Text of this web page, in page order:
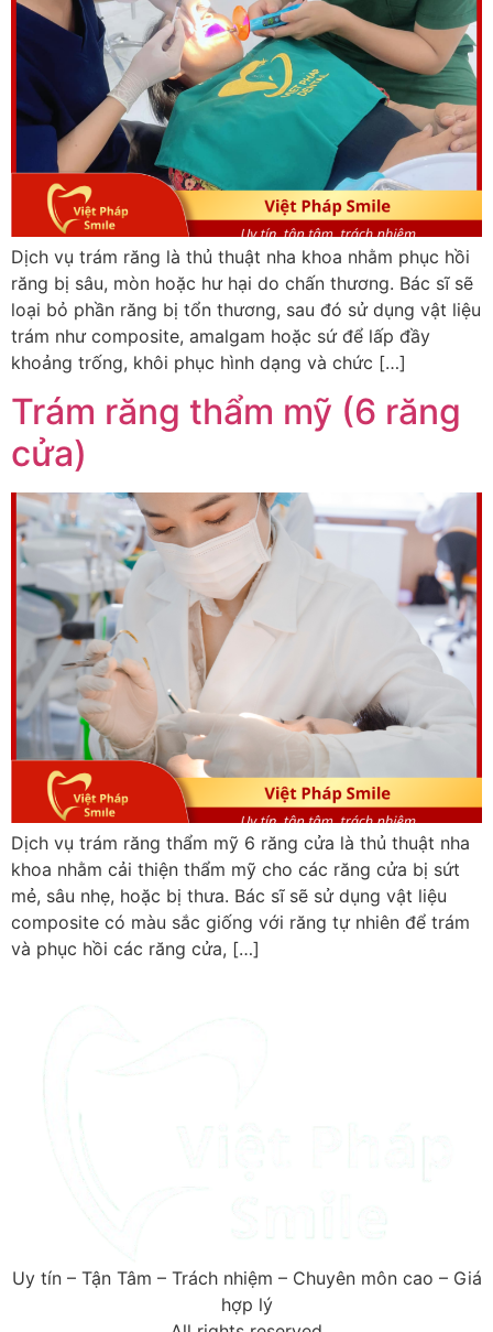
Dịch vụ trám răng là thủ thuật nha khoa nhằm phục hồi
răng bị sâu, mòn hoặc hư hại do chấn thương. Bác sĩ sẽ
loại bỏ phần răng bị tổn thương, sau đó sử dụng vật liệu
trám như composite, amalgam hoặc sứ để lấp đầy
khoảng trống, khôi phục hình dạng và chức […]
Trám răng thẩm mỹ (6 răng
cửa)
Dịch vụ trám răng thẩm mỹ 6 răng cửa là thủ thuật nha
khoa nhằm cải thiện thẩm mỹ cho các răng cửa bị sứt
mẻ, sâu nhẹ, hoặc bị thưa. Bác sĩ sẽ sử dụng vật liệu
composite có màu sắc giống với răng tự nhiên để trám
và phục hồi các răng cửa, […]
Uy tín – Tận Tâm – Trách nhiệm – Chuyên môn cao – Giá
hợp lý